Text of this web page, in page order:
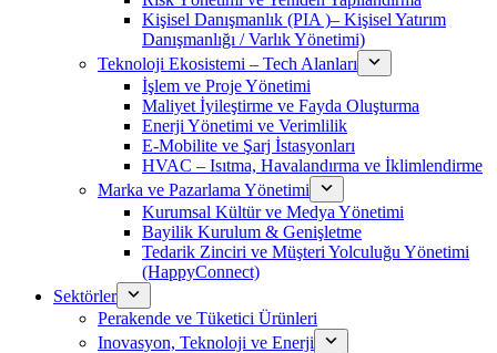
Kişisel Danışmanlık (PIA )– Kişisel Yatırım
Danışmanlığı / Varlık Yönetimi)
Teknoloji Ekosistemi – Tech Alanları
İşlem ve Proje Yönetimi
Maliyet İyileştirme ve Fayda Oluşturma
Enerji Yönetimi ve Verimlilik
E-Mobilite ve Şarj İstasyonları
HVAC – Isıtma, Havalandırma ve İklimlendirme
Marka ve Pazarlama Yönetimi
Kurumsal Kültür ve Medya Yönetimi
Bayilik Kurulum & Genişletme
Tedarik Zinciri ve Müşteri Yolculuğu Yönetimi
(HappyConnect)
Sektörler
Perakende ve Tüketici Ürünleri
Inovasyon, Teknoloji ve Enerji